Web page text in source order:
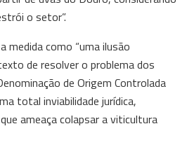
o setor”.
medida como “uma ilusão
de resolver o problema dos
de Origem Controlada
total inviabilidade jurídica,
ameaça colapsar a viticultura